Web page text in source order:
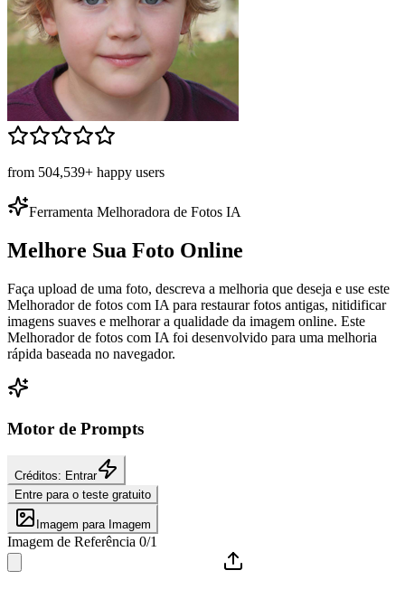
from 504,539+ happy users
Ferramenta Melhoradora de Fotos IA
Melhore Sua Foto Online
Faça upload de uma foto, descreva a melhoria que deseja e use este
Melhorador de fotos com IA para restaurar fotos antigas, nitidificar
imagens suaves e melhorar a qualidade da imagem online. Este
Melhorador de fotos com IA foi desenvolvido para uma melhoria
rápida baseada no navegador.
Motor de Prompts
Créditos: Entrar
Entre para o teste gratuito
Imagem para Imagem
Imagem de Referência 0/1